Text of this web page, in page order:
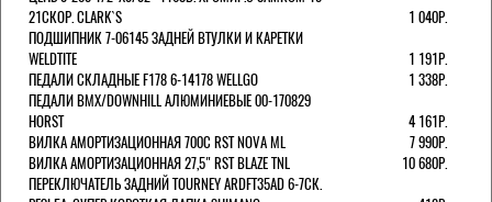
21СКОР. CLARK`S
1 040Р.
ПОДШИПНИК 7-06145 ЗАДНЕЙ ВТУЛКИ И КАРЕТКИ
WELDTITE
1 191Р.
ПЕДАЛИ СКЛАДНЫЕ F178 6-14178 WELLGO
1 338Р.
ПЕДАЛИ BMX/DOWNHILL АЛЮМИНИЕВЫЕ 00-170829
HORST
4 161Р.
ВИЛКА АМОРТИЗАЦИОННАЯ 700С RST NOVA ML
7 990Р.
ВИЛКА АМОРТИЗАЦИОННАЯ 27,5" RST BLAZE TNL
10 680Р.
ПЕРЕКЛЮЧАТЕЛЬ ЗАДНИЙ TOURNEY ARDFT35AD 6-7СК.